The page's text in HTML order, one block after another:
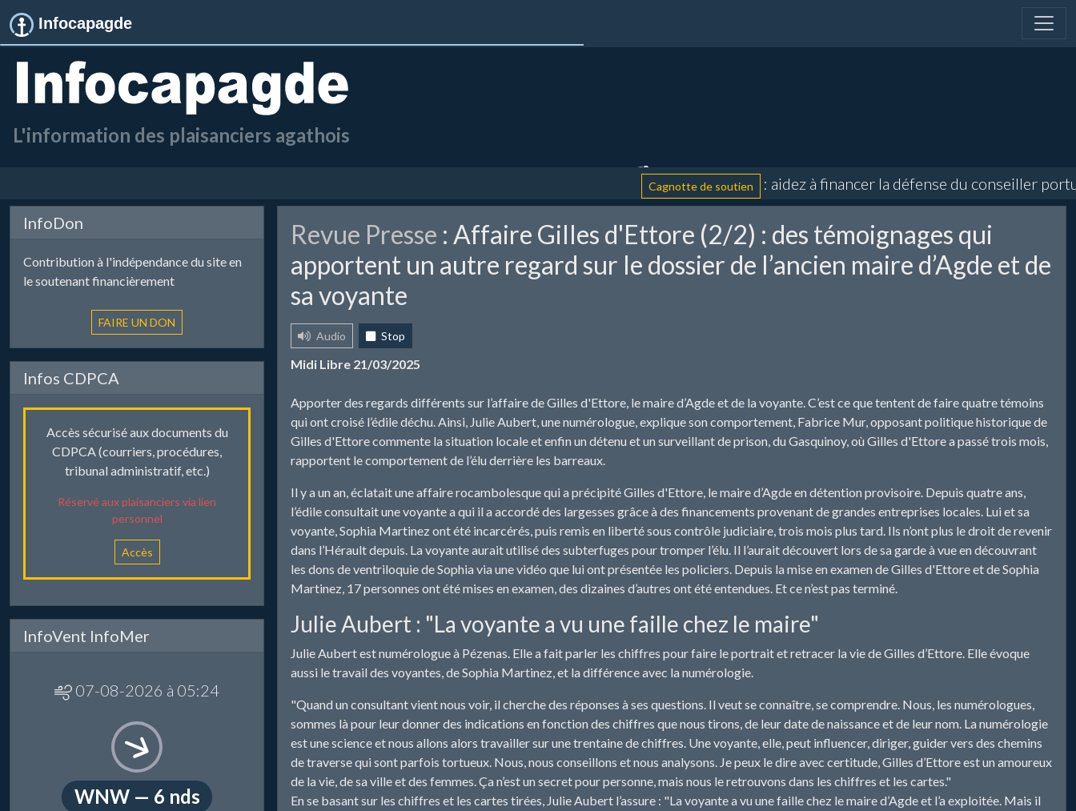
Infocapagde
L'information des plaisanciers agathois
Cagnotte de soutien : aidez à financer la défense du conseiller
InfoDon
Contribution à l'indépendance du site en
le soutenant financièrement
Infos CDPCA
Accès sécurisé aux documents du
CDPCA (courriers, procédures,
tribunal administratif, etc.)
Réservé aux plaisanciers via lien
personnel
Accès
InfoVent InfoMer
07-08-2026 à 05:24
WNW — 6 nds
Revue Presse : Affaire Gilles d'Ettore (2/2) : des témoignages qui
apportent un autre regard sur le dossier de l’ancien maire d’Agde et de
sa voyante
Audio Stop
Midi Libre 21/03/2025
Apporter des regards différents sur l’affaire de Gilles d'Ettore, le maire d’Agde et de la voyante. C’est ce que tentent de faire quatre témoins
qui ont croisé l’édile déchu. Ainsi, Julie Aubert, une numérologue, explique son comportement, Fabrice Mur, opposant politique historique de
Gilles d'Ettore commente la situation locale et enfin un détenu et un surveillant de prison, du Gasquinoy, où Gilles d'Ettore a passé trois mois,
rapportent le comportement de l’élu derrière les barreaux.
Il y a un an, éclatait une affaire rocambolesque qui a précipité Gilles d'Ettore, le maire d’Agde en détention provisoire. Depuis quatre ans,
l’édile consultait une voyante a qui il a accordé des largesses grâce à des financements provenant de grandes entreprises locales. Lui et sa
voyante, Sophia Martinez ont été incarcérés, puis remis en liberté sous contrôle judiciaire, trois mois plus tard. Ils n’ont plus le droit de revenir
dans l’Hérault depuis. La voyante aurait utilisé des subterfuges pour tromper l’élu. Il l’aurait découvert lors de sa garde à vue en découvrant
les dons de ventriloquie de Sophia via une vidéo que lui ont présentée les policiers. Depuis la mise en examen de Gilles d'Ettore et de Sophia
Martinez, 17 personnes ont été mises en examen, des dizaines d’autres ont été entendues. Et ce n’est pas terminé.
Julie Aubert : "La voyante a vu une faille chez le maire"
Julie Aubert est numérologue à Pézenas. Elle a fait parler les chiffres pour faire le portrait et retracer la vie de Gilles d’Ettore. Elle évoque
aussi le travail des voyantes, de Sophia Martinez, et la différence avec la numérologie.
"Quand un consultant vient nous voir, il cherche des réponses à ses questions. Il veut se connaître, se comprendre. Nous, les numérologues,
sommes là pour leur donner des indications en fonction des chiffres que nous tirons, de leur date de naissance et de leur nom. La numérologie
est une science et nous allons alors travailler sur une trentaine de chiffres. Une voyante, elle, peut influencer, diriger, guider vers des chemins
de traverse qui sont parfois tortueux. Nous, nous conseillons et nous analysons. Je peux le dire avec certitude, Gilles d’Ettore est un amoureux
de la vie, de sa ville et des femmes. Ça n’est un secret pour personne, mais nous le retrouvons dans les chiffres et les cartes."
En se basant sur les chiffres et les cartes tirées, Julie Aubert l’assure : "La voyante a vu une faille chez le maire d’Agde et l’a exploitée. Mais il